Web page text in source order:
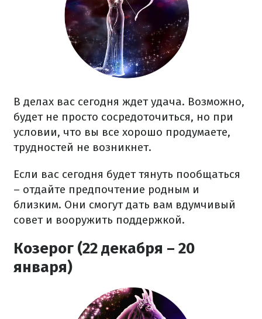
В делах вас сегодня ждет удача. Возможно,
будет не просто сосредоточиться, но при
условии, что вы все хорошо продумаете,
трудностей не возникнет.
Если вас сегодня будет тянуть пообщаться
– отдайте предпочтение родным и
близким. Они смогут дать вам вдумчивый
совет и вооружить поддержкой.
Козерог (22 декабря – 20
января)